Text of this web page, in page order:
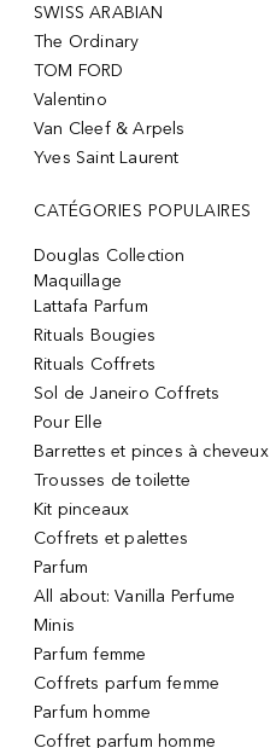
SWISS ARABIAN
The Ordinary
TOM FORD
Valentino
Van Cleef & Arpels
Yves Saint Laurent
CATÉGORIES POPULAIRES
Douglas Collection
Maquillage
Lattafa Parfum
Rituals Bougies
Rituals Coffrets
Sol de Janeiro Coffrets
Pour Elle
Barrettes et pinces à cheveux
Trousses de toilette
Kit pinceaux
Coffrets et palettes
Parfum
All about: Vanilla Perfume
Minis
Parfum femme
Coffrets parfum femme
Parfum homme
Coffret parfum homme